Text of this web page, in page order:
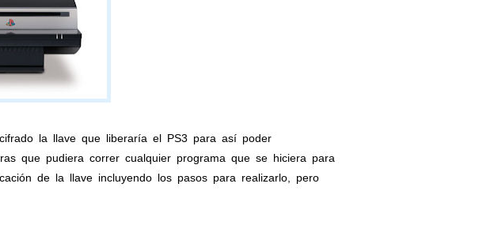
la llave que liberaría el PS3 para así poder
que pudiera correr cualquier programa que se hiciera para
de la llave incluyendo los pasos para realizarlo, pero